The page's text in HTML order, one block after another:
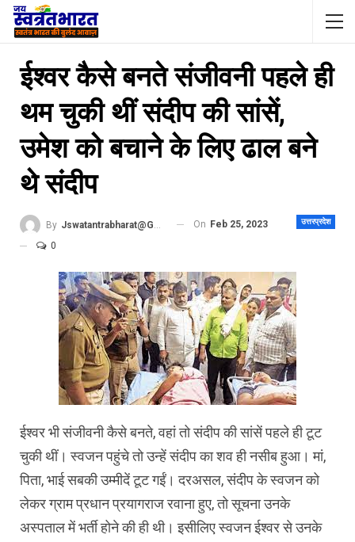
ईश्वर कैसे बनते संजीवनी पहले ही
थम चुकी थीं संदीप की सांसें,
उमेश को बचाने के ल‍िए ढाल बने
थे संदीप
उत्तरप्रदेश
By Jswatantrabharat@gmail.com On Feb 25, 2023
0
ईश्वर भी संजीवनी कैसे बनते, वहां तो संदीप की सांसें पहले ही टूट
चुकी थीं। स्वजन पहुंचे तो उन्हें संदीप का शव ही नसीब हुआ। मां,
पिता, भाई सबकी उम्मीदें टूट गईं। दरअसल, संदीप के स्वजन को
लेकर ग्राम प्रधान प्रयागराज रवाना हुए, तो सूचना उनके
अस्पताल में भर्ती होने की ही थी। इसीलिए स्वजन ईश्वर से उनके